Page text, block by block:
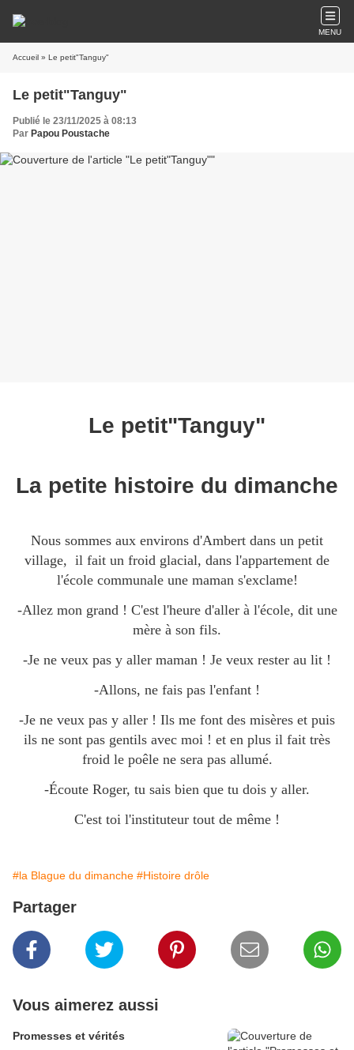
MENU
Accueil » Le petit"Tanguy"
Le petit"Tanguy"
Publié le 23/11/2025 à 08:13
Par Papou Poustache
Le petit"Tanguy"
La petite histoire du dimanche
Nous sommes aux environs d'Ambert dans un petit
village, il fait un froid glacial, dans l'appartement de
l'école communale une maman s'exclame!
-Allez mon grand ! C'est l'heure d'aller à l'école, dit une
mère à son fils.
-Je ne veux pas y aller maman ! Je veux rester au lit !
-Allons, ne fais pas l'enfant !
-Je ne veux pas y aller ! Ils me font des misères et puis
ils ne sont pas gentils avec moi ! et en plus il fait très
froid le poêle ne sera pas allumé.
-Écoute Roger, tu sais bien que tu dois y aller.
C'est toi l'instituteur tout de même !
#la Blague du dimanche #Histoire drôle
Partager
Vous aimerez aussi
Promesses et vérités